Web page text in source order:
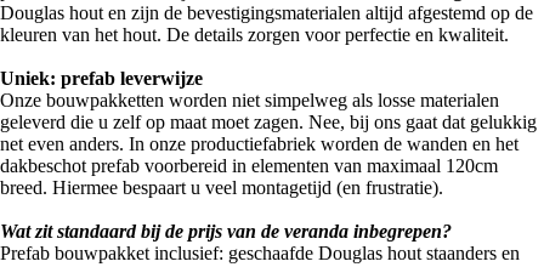
Douglas hout en zijn de bevestigingsmaterialen altijd afgestemd op de
kleuren van het hout. De details zorgen voor perfectie en kwaliteit.
Uniek: prefab leverwijze
Onze bouwpakketten worden niet simpelweg als losse materialen
geleverd die u zelf op maat moet zagen. Nee, bij ons gaat dat gelukkig
net even anders. In onze productiefabriek worden de wanden en het
dakbeschot prefab voorbereid in elementen van maximaal 120cm
breed. Hiermee bespaart u veel montagetijd (en frustratie).
Wat zit standaard bij de prijs van de veranda inbegrepen?
Prefab bouwpakket inclusief: geschaafde Douglas hout staanders en